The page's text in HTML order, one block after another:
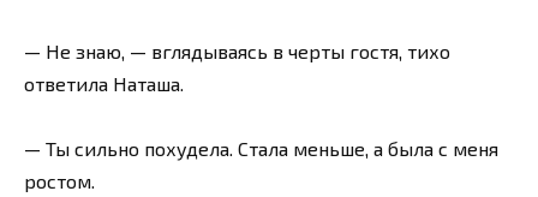
— Не знаю, — вглядываясь в черты гостя, тихо
ответила Наташа.
— Ты сильно похудела. Стала меньше, а была с меня
ростом.